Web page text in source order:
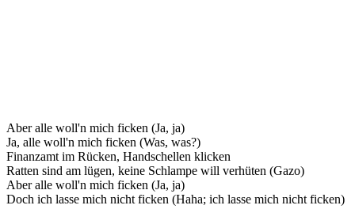
Aber alle woll'n mich ficken (Ja, ja)
Ja, alle woll'n mich ficken (Was, was?)
Finanzamt im Rücken, Handschellen klicken
Ratten sind am lügen, keine Schlampe will verhüten (Gazo)
Aber alle woll'n mich ficken (Ja, ja)
Doch ich lasse mich nicht ficken (Haha; ich lasse mich nicht ficken)